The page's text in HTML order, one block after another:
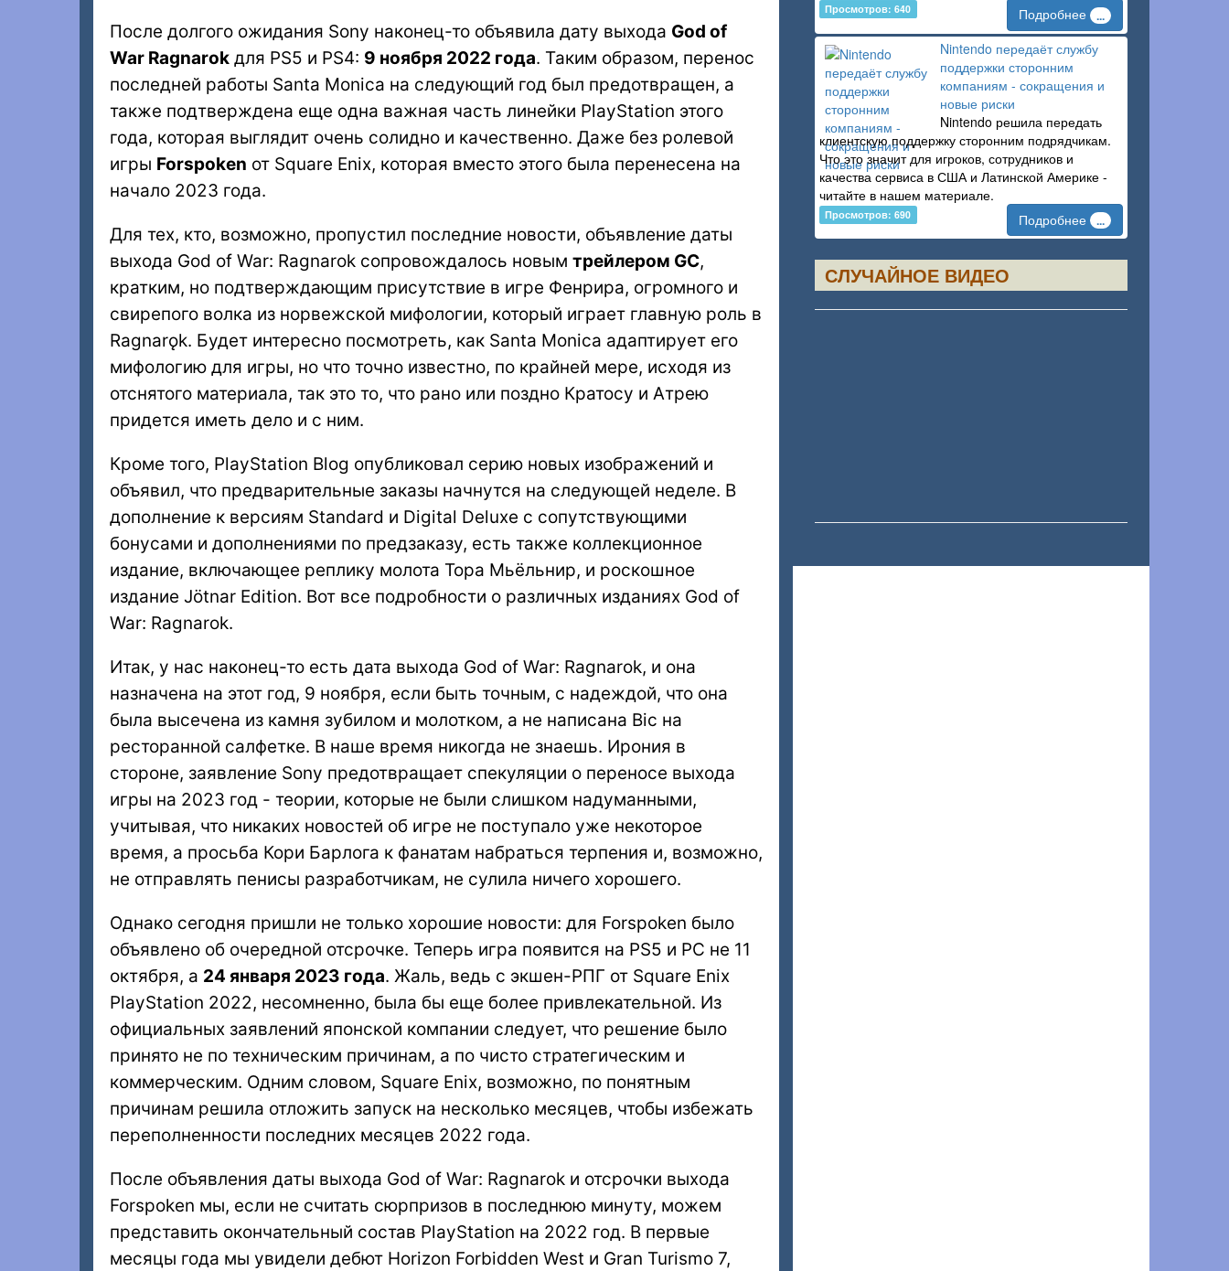
После долгого ожидания Sony наконец-то объявила дату выхода God of
War Ragnarok для PS5 и PS4: 9 ноября 2022 года. Таким образом, перенос
последней работы Santa Monica на следующий год был предотвращен, а
также подтверждена еще одна важная часть линейки PlayStation этого
года, которая выглядит очень солидно и качественно. Даже без ролевой
игры Forspoken от Square Enix, которая вместо этого была перенесена на
начало 2023 года.
Для тех, кто, возможно, пропустил последние новости, объявление даты
выхода God of War: Ragnarok сопровождалось новым трейлером GC,
кратким, но подтверждающим присутствие в игре Фенрира, огромного и
свирепого волка из норвежской мифологии, который играет главную роль в
Ragnarǫk. Будет интересно посмотреть, как Santa Monica адаптирует его
мифологию для игры, но что точно известно, по крайней мере, исходя из
отснятого материала, так это то, что рано или поздно Кратосу и Атрею
придется иметь дело и с ним.
Кроме того, PlayStation Blog опубликовал серию новых изображений и
объявил, что предварительные заказы начнутся на следующей неделе. В
дополнение к версиям Standard и Digital Deluxe с сопутствующими
бонусами и дополнениями по предзаказу, есть также коллекционное
издание, включающее реплику молота Тора Мьёльнир, и роскошное
издание Jötnar Edition. Вот все подробности о различных изданиях God of
War: Ragnarok.
Итак, у нас наконец-то есть дата выхода God of War: Ragnarok, и она
назначена на этот год, 9 ноября, если быть точным, с надеждой, что она
была высечена из камня зубилом и молотком, а не написана Bic на
ресторанной салфетке. В наше время никогда не знаешь. Ирония в
стороне, заявление Sony предотвращает спекуляции о переносе выхода
игры на 2023 год - теории, которые не были слишком надуманными,
учитывая, что никаких новостей об игре не поступало уже некоторое
время, а просьба Кори Барлога к фанатам набраться терпения и, возможно,
не отправлять пенисы разработчикам, не сулила ничего хорошего.
Однако сегодня пришли не только хорошие новости: для Forspoken было
объявлено об очередной отсрочке. Теперь игра появится на PS5 и PC не 11
октября, а 24 января 2023 года. Жаль, ведь с экшен-РПГ от Square Enix
PlayStation 2022, несомненно, была бы еще более привлекательной. Из
официальных заявлений японской компании следует, что решение было
принято не по техническим причинам, а по чисто стратегическим и
коммерческим. Одним словом, Square Enix, возможно, по понятным
причинам решила отложить запуск на несколько месяцев, чтобы избежать
переполненности последних месяцев 2022 года.
После объявления даты выхода God of War: Ragnarok и отсрочки выхода
Forspoken мы, если не считать сюрпризов в последнюю минуту, можем
представить окончательный состав PlayStation на 2022 год. В первые
месяцы года мы увидели дебют Horizon Forbidden West и Gran Turismo 7,
Просмотров: 640 Подробнее ...
Nintendo передаёт службу
поддержки сторонним
компаниям - сокращения и
новые риски
Nintendo решила передать
клиентскую поддержку сторонним подрядчикам.
Что это значит для игроков, сотрудников и
качества сервиса в США и Латинской Америке -
читайте в нашем материале.
Просмотров: 690 Подробнее ...
СЛУЧАЙНОЕ ВИДЕО